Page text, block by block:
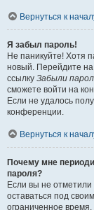
Вернуться к
Я забыл пароль!
Не паникуйте! Хотя
новый. Перейдите
ссылку Забыли
сможете войти на
Если не удалось
конференции.
Вернуться к
Почему мне
пароля?
Если вы не
оставаться под
ограниченное время.